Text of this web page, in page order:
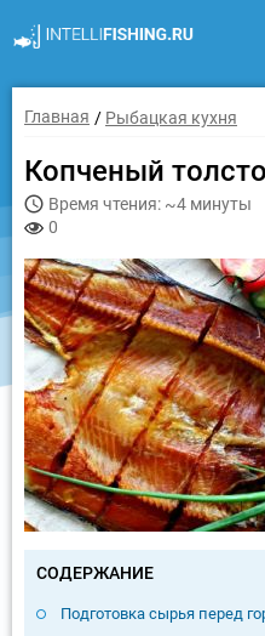
Главная Рыбацкая кухня
Копченый
Время чтения: ~4 минуты
0
СОДЕРЖАНИЕ
Подготовка сырья перед